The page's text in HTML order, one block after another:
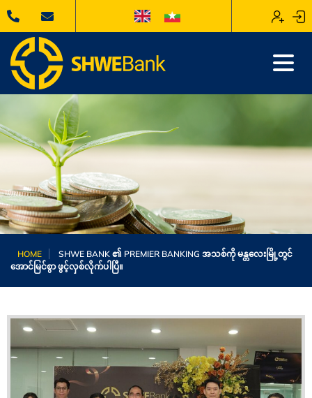
HOME
SHWE BANK ၏ PREMIER BANKING အသစ်ကို မန္တလေးမြို့တွင်
အောင်မြင်စွာ ဖွင့်လှစ်လိုက်ပါပြီ။